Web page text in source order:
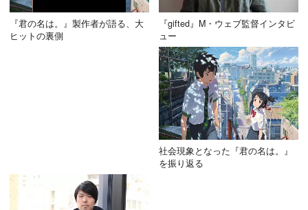
『君の名は。』製作者が語る、大
ヒットの裏側
『gifted』M・ウェブ監督インタビ
ュー
社会現象となった『君の名は。』
を振り返る